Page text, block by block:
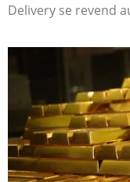
Delivery se revend